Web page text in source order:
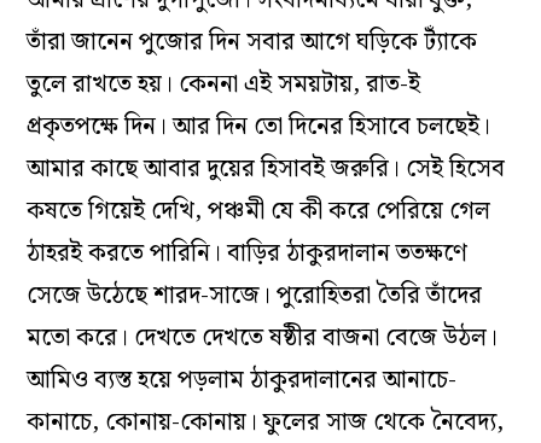
তাঁরা জানেন পুজোর দিন সবার আগে ঘড়িকে ট্যাঁকে
তুলে রাখতে হয়। কেননা এই সময়টায়, রাত-ই
প্রকৃতপক্ষে দিন। আর দিন তো দিনের হিসাবে চলছেই।
আমার কাছে আবার দুয়ের হিসাবই জরুরি। সেই হিসেব
কষতে গিয়েই দেখি, পঞ্চমী যে কী করে পেরিয়ে গেল
ঠাহরই করতে পারিনি। বাড়ির ঠাকুরদালান ততক্ষণে
সেজে উঠেছে শারদ-সাজে। পুরোহিতরা তৈরি তাঁদের
মতো করে। দেখতে দেখতে ষষ্ঠীর বাজনা বেজে উঠল।
আমিও ব্যস্ত হয়ে পড়লাম ঠাকুরদালানের আনাচে-
কানাচে, কোনায়-কোনায়। ফুলের সাজ থেকে নৈবেদ্য,